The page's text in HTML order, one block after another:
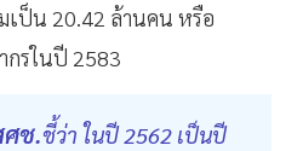
ป็น 20.42 ล้านคน หรือ
กรในปี 2583
ช.ชี้ว่า ในปี 2562 เป็นปี